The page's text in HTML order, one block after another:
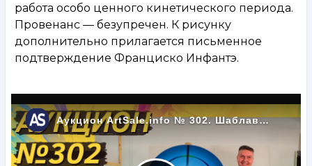
работа особо ценного кинетического периода.
Провенанс — безупречен. К рисунку
дополнительно прилагается письменное
подтверждение Франциско Инфантэ.